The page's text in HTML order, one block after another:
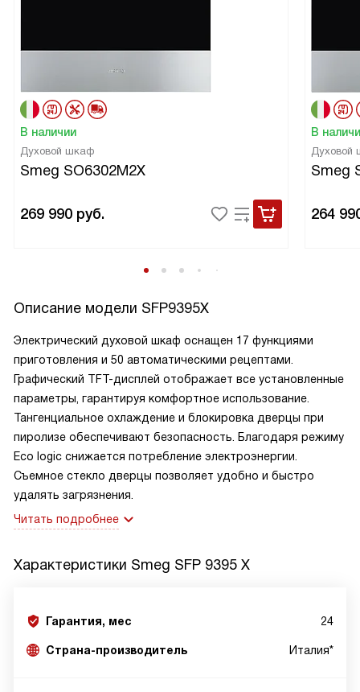
В наличии
Духовой шкаф
Smeg SO6302M2X
269 990 руб.
В
Духовой
Smeg
264
Описание модели SFP9395X
Электрический духовой шкаф оснащен 17 функциями
приготовления и 50 автоматическими рецептами.
Графический TFT-дисплей отображает все установленные
параметры, гарантируя комфортное использование.
Тангенциальное охлаждение и блокировка дверцы при
пиролизе обеспечивают безопасность. Благодаря режиму
Eco logic снижается потребление электроэнергии.
Съемное стекло дверцы позволяет удобно и быстро
удалять загрязнения.
Читать подробнее
Характеристики Smeg SFP 9395 X
Гарантия, мес 24
Страна-производитель Италия*